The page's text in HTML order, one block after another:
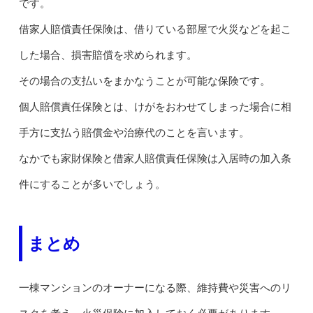
です。
借家人賠償責任保険は、借りている部屋で火災などを起こ
した場合、損害賠償を求められます。
その場合の支払いをまかなうことが可能な保険です。
個人賠償責任保険とは、けがをおわせてしまった場合に相
手方に支払う賠償金や治療代のことを言います。
なかでも家財保険と借家人賠償責任保険は入居時の加入条
件にすることが多いでしょう。
まとめ
一棟マンションのオーナーになる際、維持費や災害へのリ